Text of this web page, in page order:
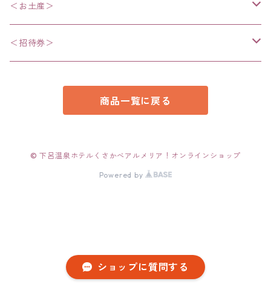
ショップに質問する
＜お土産＞
・お菓子
・美容、ボディケア関連
・雑貨
＜招待券＞
商品一覧に戻る
© 下呂温泉ホテルくさかべアルメリア！オンラインショップ
Powered by